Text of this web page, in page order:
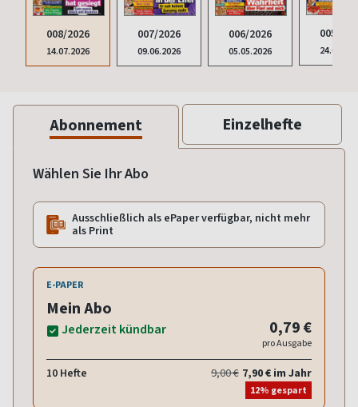
008/2026
14.07.2026
007/2026
09.06.2026
006/2026
05.05.2026
005/
Abonnement Einzelhefte
Wählen Sie Ihr Abo
Ausschließlich als ePaper verfügbar, nicht mehr
als Print
E-PAPER
Mein Abo
Jederzeit kündbar 0,79 €
pro Ausgabe
10 Hefte 9,00 € 7,90 € im Jahr
12% gespart